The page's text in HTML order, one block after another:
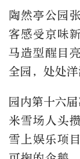
陶然亭公园
客感受京味
马造型醒目
全园，处处洋
园内第十六
米雪场人头
雪上娱乐项